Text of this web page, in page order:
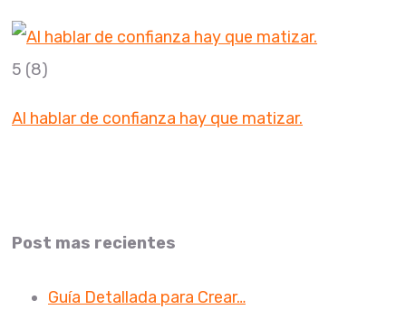
5 (8)
Al hablar de confianza hay que matizar.
Post mas recientes
Guía Detallada para Crear…